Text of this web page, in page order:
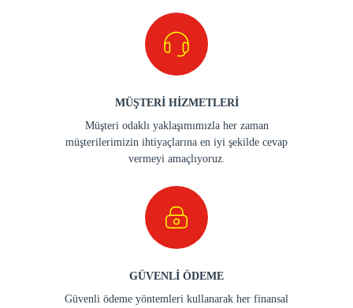
MÜŞTERİ HİZMETLERİ
Müşteri odaklı yaklaşımımızla her zaman
müşterilerimizin ihtiyaçlarına en iyi şekilde cevap
vermeyi amaçlıyoruz.
GÜVENLİ ÖDEME
Güvenli ödeme yöntemleri kullanarak her finansal